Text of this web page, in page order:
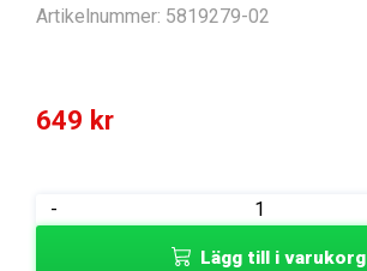
Artikelnummer: 5819279-02
649 kr
-
KABLAGE
Lägg till i varukorg